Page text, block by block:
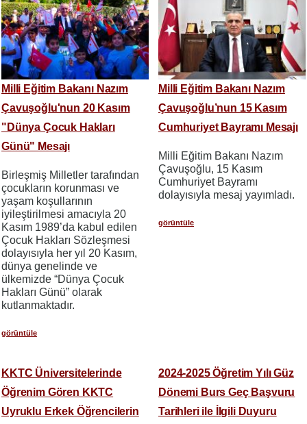
Milli Eğitim Bakanı Nazım
Çavuşoğlu'nun 20 Kasım
"Dünya Çocuk Hakları
Günü" Mesajı
Birleşmiş Milletler tarafından
çocukların korunması ve
yaşam koşullarının
iyileştirilmesi amacıyla 20
Kasım 1989’da kabul edilen
Çocuk Hakları Sözleşmesi
dolayısıyla her yıl 20 Kasım,
dünya genelinde ve
ülkemizde “Dünya Çocuk
Hakları Günü” olarak
kutlanmaktadır.
görüntüle
Milli Eğitim Bakanı Nazım
Çavuşoğlu’nun 15 Kasım
Cumhuriyet Bayramı Mesajı
Milli Eğitim Bakanı Nazım
Çavuşoğlu, 15 Kasım
Cumhuriyet Bayramı
dolayısıyla mesaj yayımladı.
görüntüle
KKTC Üniversitelerinde
Öğrenim Gören KKTC
Uyruklu Erkek Öğrencilerin
2024-2025 Öğretim Yılı Güz
Dönemi Burs Geç Başvuru
Tarihleri ile İlgili Duyuru